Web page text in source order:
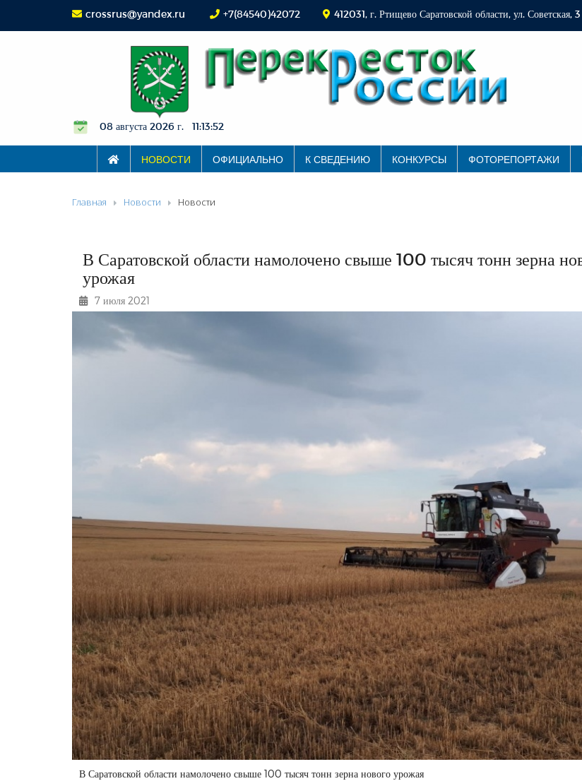
crossrus@yandex.ru +7(84540)42072 412031, г. Ртищево Саратовской области, ул. Советская, 3
08 августа 2026 г. 11:13:53
НОВОСТИ ОФИЦИАЛЬНО К СВЕДЕНИЮ КОНКУРСЫ ФОТОРЕПОРТАЖИ
Главная Новости Новости
В Саратовской области намолочено свыше 100 тысяч тонн зерна
урожая
7 июля 2021
В Саратовской области намолочено свыше 100 тысяч тонн зерна нового урожая